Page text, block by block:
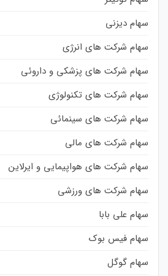
سهام دیزنی
سهام شرکت های انرژی
سهام شرکت های پزشکی و داروئی
سهام شرکت های تکنولوژی
سهام شرکت های سینمائی
سهام شرکت های مالی
سهام شرکت های هواپیمایی و ایرلاین
سهام شرکت های ورزشی
سهام علی بابا
سهام فیس بوک
سهام گوگل